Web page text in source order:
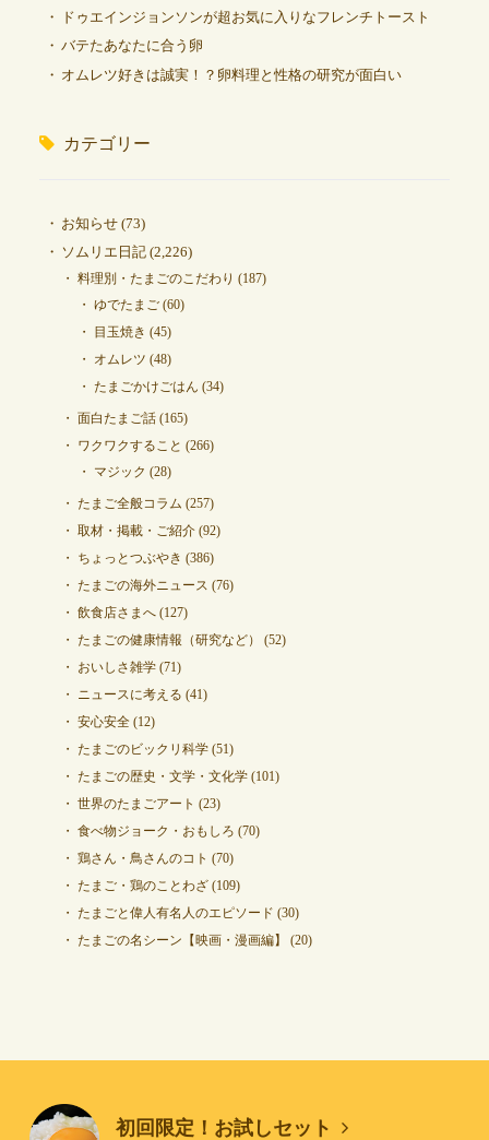
ドゥエインジョンソンが超お気に入りなフレンチトースト
バテたあなたに合う卵
オムレツ好きは誠実！？卵料理と性格の研究が面白い
カテゴリー
お知らせ(73)
ソムリエ日記(2,226)
料理別・たまごのこだわり (187)
ゆでたまご(60)
目玉焼き (45)
オムレツ (48)
たまごかけごはん (34)
面白たまご話(165)
ワクワクすること (266)
マジック (28)
たまご全般コラム (257)
取材・掲載・ご紹介(92)
ちょっとつぶやき (386)
たまごの海外ニュース (76)
飲食店さまへ(127)
たまごの健康情報（研究など）
(52)
おいしさ雑学(71)
ニュースに考える (41)
安心安全(12)
たまごのビックリ科学(51)
たまごの歴史・文学・文化学(101)
世界のたまごアート (23)
食べ物ジョーク・おもしろ (70)
鶏さん・鳥さんのコト (70)
たまご・鶏のことわざ(109)
たまごと偉人有名人のエピソード (30)
たまごの名シーン【映画・漫画編】
(20)
初回限定！お試しセット